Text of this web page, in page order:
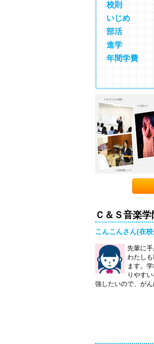
校則
いじめ
部活
進学
年間学費
Ｃ＆Ｓ音楽
こんこんさん(在
先輩に
わたし
ます。
りやす
強したいので、がん